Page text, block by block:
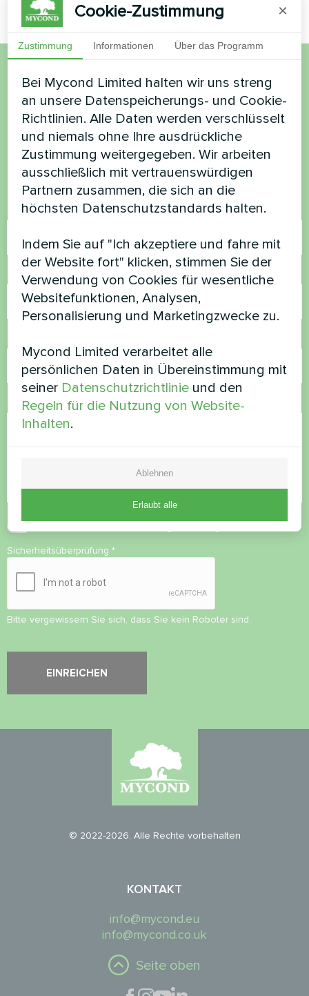
Möchten Sie kaufen oder
haben Sie Fragen?
Kontaktieren Sie uns und wir werden Ihnen
helfen
Name
Rufnummer
Kommentar
Sicherheitsüberprüfung *
Bitte vergewissern Sie sich, dass Sie kein Roboter sind.
© 2022-2026. Alle Rechte vorbehalten
KONTAKT
info@mycond.eu
info@mycond.co.uk
Seite oben
Cookie-Zustimmung ×
Zustimmung Informationen Über das Programm
Bei Mycond Limited halten wir uns streng
an unsere Datenspeicherungs- und Cookie-
Richtlinien. Alle Daten werden verschlüsselt
und niemals ohne Ihre ausdrückliche
Zustimmung weitergegeben. Wir arbeiten
ausschließlich mit vertrauenswürdigen
Partnern zusammen, die sich an die
höchsten Datenschutzstandards halten.
Indem Sie auf "Ich akzeptiere und fahre mit
der Website fort" klicken, stimmen Sie der
Verwendung von Cookies für wesentliche
Websitefunktionen, Analysen,
Personalisierung und Marketingzwecke zu.
Mycond Limited verarbeitet alle
persönlichen Daten in Übereinstimmung mit
seiner Datenschutzrichtlinie und den
Regeln für die Nutzung von Website-
Inhalten.
Ablehnen
Erlaubt alle